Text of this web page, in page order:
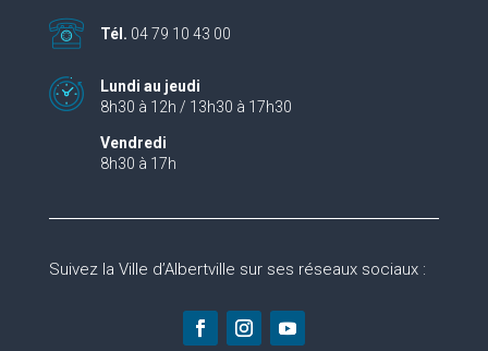
Tél. 04 79 10 43 00
Lundi au jeudi
8h30 à 12h / 13h30 à 17h30
Vendredi
8h30 à 17h
Suivez la Ville d’Albertville sur ses réseaux sociaux :